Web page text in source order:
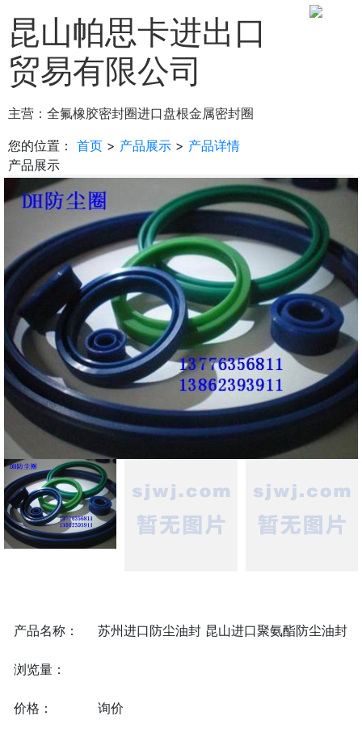
昆山帕思卡进出口
贸易有限公司
主营： 全氟橡胶密封圈进口盘根金属密封圈
您的位置： 首页 > 产品展示 > 产品详情
产品展示
产品名称： 苏州进口防尘油封 昆山进口聚氨酯防尘油封
浏览量：
价格： 询价